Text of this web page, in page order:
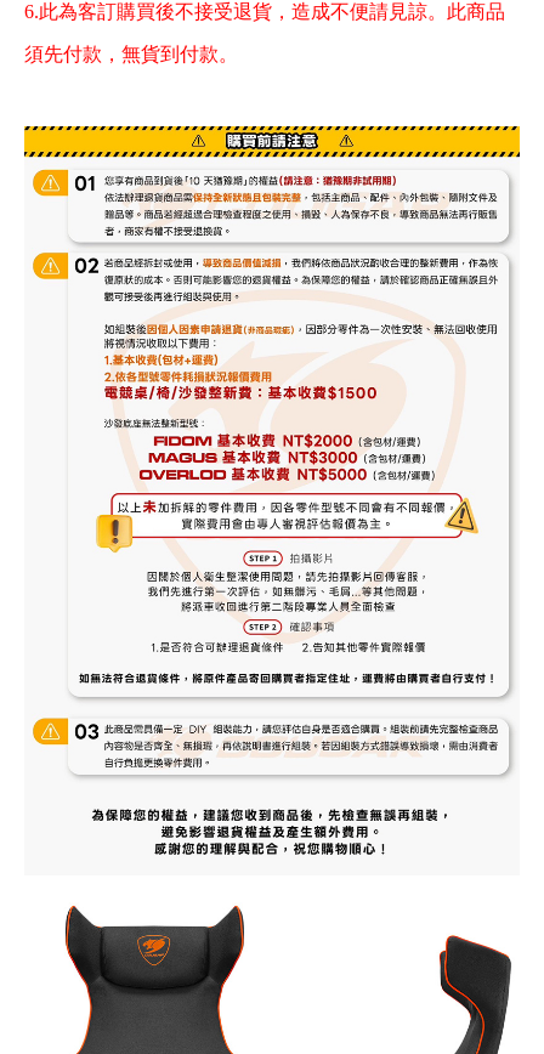
6.此為客訂購買後不接受退貨，造成不便請見諒。此商品
須先付款，無貨到付款。